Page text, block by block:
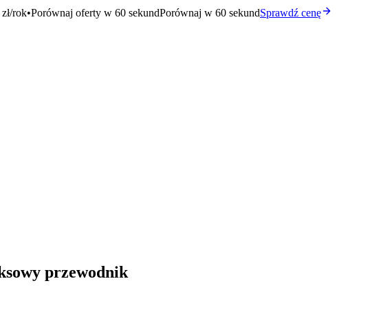
rok•Porównaj oferty w 60 sekundPorównaj w 60 sekundSprawdź cenę
przewodnik